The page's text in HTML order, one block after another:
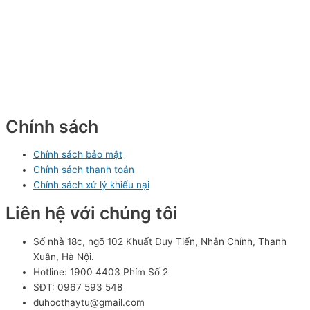
Chính sách
Chính sách bảo mật
Chính sách thanh toán
Chính sách xử lý khiếu nại
Liên hệ với chúng tôi
Số nhà 18c, ngõ 102 Khuất Duy Tiến, Nhân Chính, Thanh
Xuân, Hà Nội.
Hotline: 1900 4403 Phím Số 2
SĐT: 0967 593 548
duhocthaytu@gmail.com